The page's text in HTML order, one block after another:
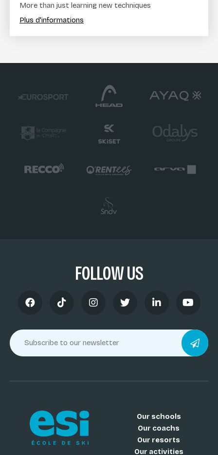
More than just learning new techniques
Plus d'informations
FOLLOW US
Our schools
Our coachs
Our resorts
Our activities